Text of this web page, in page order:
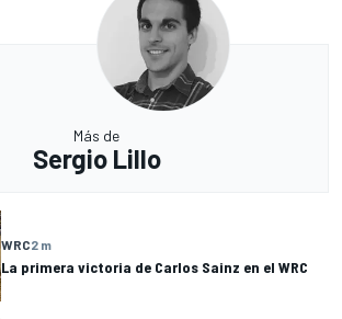
Más de
Sergio Lillo
WRC2 m
La primera victoria de Carlos Sainz en el WRC